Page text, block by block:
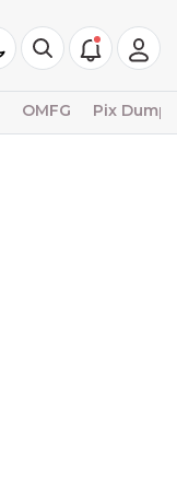
OMFG Pix Dump